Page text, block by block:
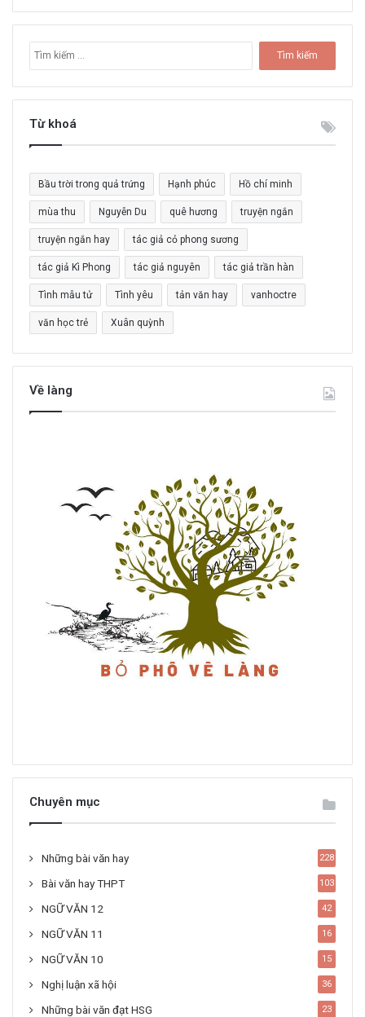
m
k
h
o
:
Từ khoá
Bầu trời trong quả trứng Hạnh phúc Hồ chí minh
mùa thu Nguyễn Du quê hương truyện ngắn
truyện ngắn hay tác giả cỏ phong sương
tác giả Kì Phong tác giả nguyên tác giả trần hàn
Tình mẫu tử Tình yêu tản văn hay vanhoctre
văn học trẻ Xuân quỳnh
Về làng
Chuyên mục
Những bài văn hay 228
Bài văn hay THPT 103
NGỮ VĂN 12 42
NGỮ VĂN 11 16
NGỮ VĂN 10 15
Nghị luận xã hội 36
Những bài văn đạt HSG 23